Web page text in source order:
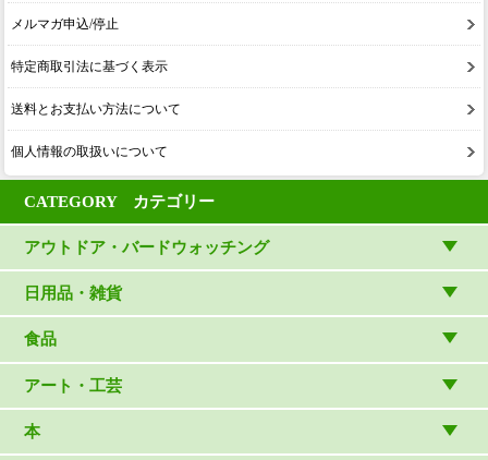
メルマガ申込/停止
特定商取引法に基づく表示
送料とお支払い方法について
個人情報の取扱いについて
CATEGORY カテゴリー
アウトドア・バードウォッチング
アウトドアウェア
アウトドア雑貨
バードウォッチング用品
日用品・雑貨
リビング・キッチン・ファッション
ゲーム・ホビー・文具
食品
食品
アート・工芸
本